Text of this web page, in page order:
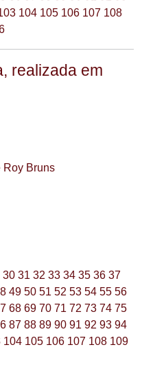
104 105 106 107 108
realizada em
Roy Bruns
30 31 32 33 34 35 36 37
49 50 51 52 53 54 55 56
68 69 70 71 72 73 74 75
87 88 89 90 91 92 93 94
104 105 106 107 108 109